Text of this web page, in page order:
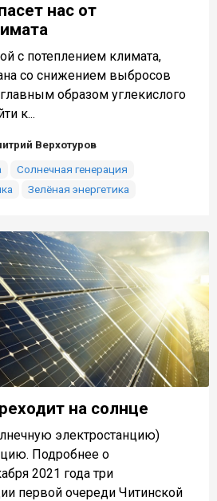
нас от
с потеплением климата,
со снижением выбросов
образом углекислого
к...
Верхотуров
Солнечная генерация
Зелёная энергетика
на солнце
электростанцию)
Подробнее о
2021 года три
первой очереди Читинской